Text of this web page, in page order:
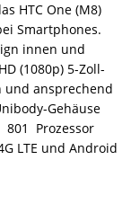
HTC One (M8)
Smartphones.
innen und
(1080p) 5-Zoll-
und ansprechend
Gehäuse
801 Prozessor
LTE und Android